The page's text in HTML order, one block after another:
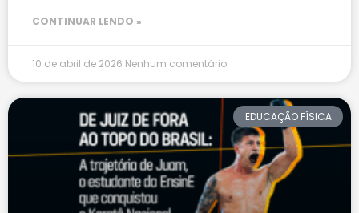
CONTINUAR LENDO »
10 de abril de 2026 Nenhum comentário
EDUCAÇÃO FÍSICA